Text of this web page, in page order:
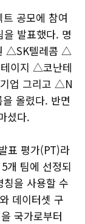
공모에 참여
발표했다. 명
△SK텔레콤 △
이지 △코난테
업 그리고 △N
올렸다. 반면
셨다.
표 평가(PT)라
개 팀에 선정되
을 사용할 수
데이터셋 구
국가로부터